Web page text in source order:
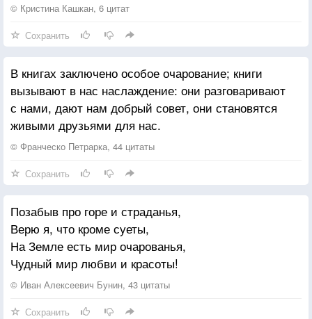
© Кристина Кашкан, 6 цитат
Сохранить
В книгах заключено особое очарование; книги
вызывают в нас наслаждение: они разговаривают
с нами, дают нам добрый совет, они становятся
живыми друзьями для нас.
© Франческо Петрарка, 44 цитаты
Сохранить
Позабыв про горе и страданья,
Верю я, что кроме суеты,
На Земле есть мир очарованья,
Чудный мир любви и красоты!
© Иван Алексеевич Бунин, 43 цитаты
Сохранить